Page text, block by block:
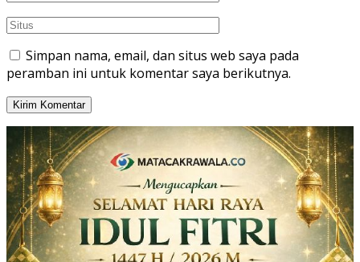
Simpan nama, email, dan situs web saya pada
peramban ini untuk komentar saya berikutnya.